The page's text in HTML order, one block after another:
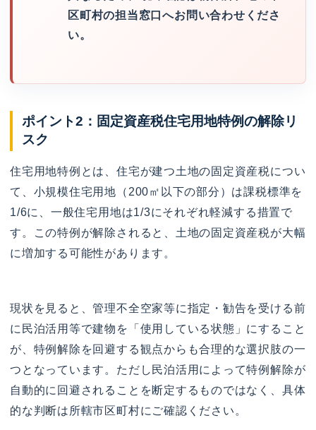
区町村の担当窓口へお問い合わせくださ
い。
ポイント2：固定資産税住宅用地特例の解除リ
スク
住宅用地特例とは、住宅が建つ土地の固定資産税につい
て、小規模住宅用地（200㎡以下の部分）は課税標準を
1/6に、一般住宅用地は1/3にそれぞれ軽減する措置で
す。この特例が解除されると、土地の固定資産税が大幅
に増加する可能性があります。
現状を見ると、管理不全空家等に指定・勧告を受ける前
に民泊活用等で建物を「使用している状態」にすること
が、特例解除を回避する観点からも合理的な選択肢の一
つとなっています。ただし民泊活用によって特例解除が
自動的に回避されることを断定するものではなく、具体
的な判断は所轄市区町村にご確認ください。